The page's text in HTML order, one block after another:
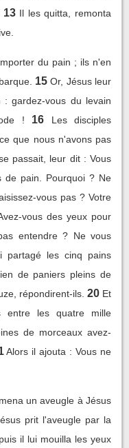
13 Il les quitta, remonta
du pain ; ils n'en
15 Or, Jésus leur
gardez-vous du levain
!
16
Les disciples
que nous n'avons pas
passait, leur dit : Vous
de pain. Pourquoi ? Ne
vous pas ? Votre
vous des yeux pour
entendre ? Ne vous
partagé les cinq pains
de paniers pleins de
répondirent-ils. 20 Et
entre les quatre mille
de morceaux avez-
Alors il ajouta : Vous ne
un aveugle à Jésus
prit l'aveugle par la
il lui mouilla les yeux